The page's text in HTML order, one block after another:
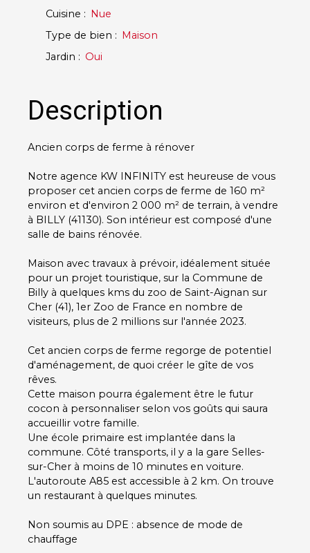
Cuisine : Nue
Type de bien : Maison
Jardin : Oui
Description
Ancien corps de ferme à rénover
Notre agence KW INFINITY est heureuse de vous
proposer cet ancien corps de ferme de 160 m²
environ et d'environ 2 000 m² de terrain, à vendre
à BILLY (41130). Son intérieur est composé d'une
salle de bains rénovée.
Maison avec travaux à prévoir, idéalement située
pour un projet touristique, sur la Commune de
Billy à quelques kms du zoo de Saint-Aignan sur
Cher (41), 1er Zoo de France en nombre de
visiteurs, plus de 2 millions sur l'année 2023.
Cet ancien corps de ferme regorge de potentiel
d'aménagement, de quoi créer le gîte de vos
rêves.
Cette maison pourra également être le futur
cocon à personnaliser selon vos goûts qui saura
accueillir votre famille.
Une école primaire est implantée dans la
commune. Côté transports, il y a la gare Selles-
sur-Cher à moins de 10 minutes en voiture.
L'autoroute A85 est accessible à 2 km. On trouve
un restaurant à quelques minutes.
Non soumis au DPE : absence de mode de
chauffage